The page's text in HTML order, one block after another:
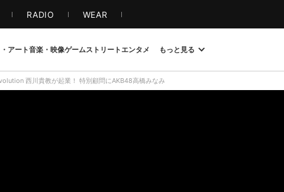
RADIO WEAR
アート音楽・映像ゲームストリート エンタメ もっと見る
西川貴教が起業！ 特別顧問にAKB48高橋みなみ